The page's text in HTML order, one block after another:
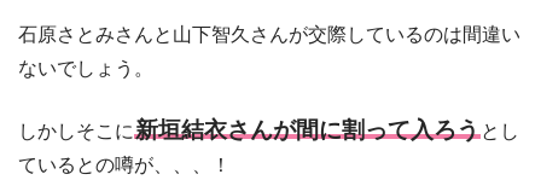
石原さとみさんと山下智久さんが交際しているのは間違い
ないでしょう。
しかしそこに新垣結衣さんが間に割って入ろうとし
ているとの噂が、、、！